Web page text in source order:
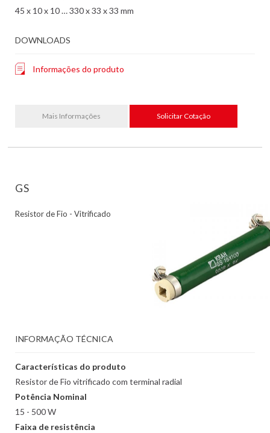
45 x 10 x 10 … 330 x 33 x 33 mm
DOWNLOADS
Informações do produto
Mais Informações Solicitar Cotação
GS
Resistor de Fio - Vitrificado
INFORMAÇÃO TÉCNICA
Características do produto
Resistor de Fio vitrificado com terminal radial
Potência Nominal
15 - 500 W
Faixa de resistência